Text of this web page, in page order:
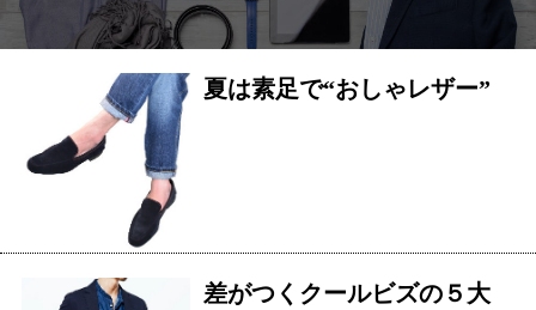
夏は素足で“おしゃレザー”
差がつくクールビズの５大